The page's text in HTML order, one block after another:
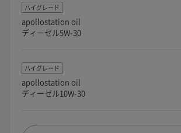
ハイグレード
apollostation oil
ディーゼル5W-30
ハイグレード
apollostation oil
ディーゼル10W-30